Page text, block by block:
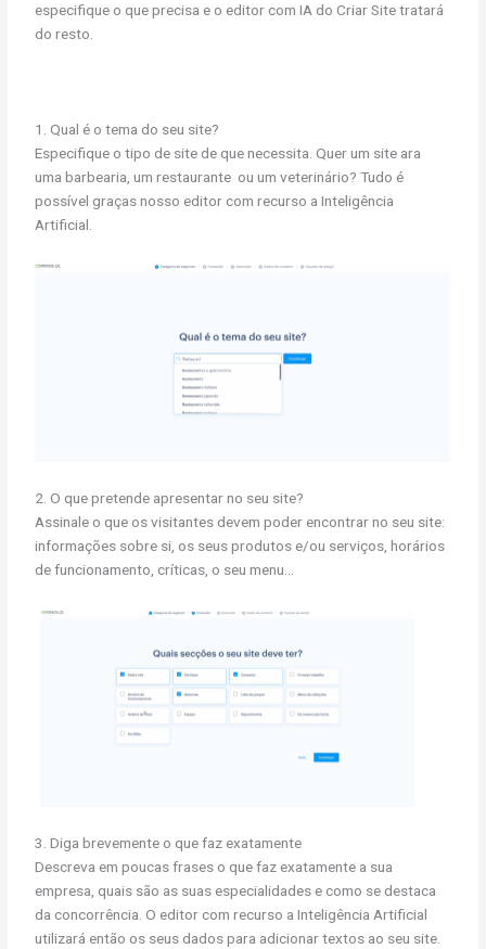
especifique o que precisa e o editor com IA do Criar Site tratará
do resto.
1. Qual é o tema do seu site?
Especifique o tipo de site de que necessita. Quer um site ara
uma barbearia, um restaurante ou um veterinário? Tudo é
possível graças nosso editor com recurso a Inteligência
Artificial.
2. O que pretende apresentar no seu site?
Assinale o que os visitantes devem poder encontrar no seu site:
informações sobre si, os seus produtos e/ou serviços, horários
de funcionamento, críticas, o seu menu…
3. Diga brevemente o que faz exatamente
Descreva em poucas frases o que faz exatamente a sua
empresa, quais são as suas especialidades e como se destaca
da concorrência. O editor com recurso a Inteligência Artificial
utilizará então os seus dados para adicionar textos ao seu site.